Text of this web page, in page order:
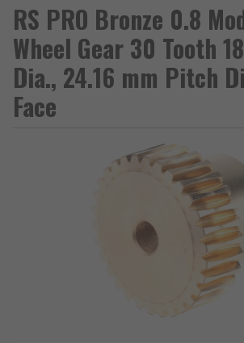
RS PRO Bronze 0.8
Wheel Gear 30 Tooth
Dia., 24.16 mm Pitch
Face